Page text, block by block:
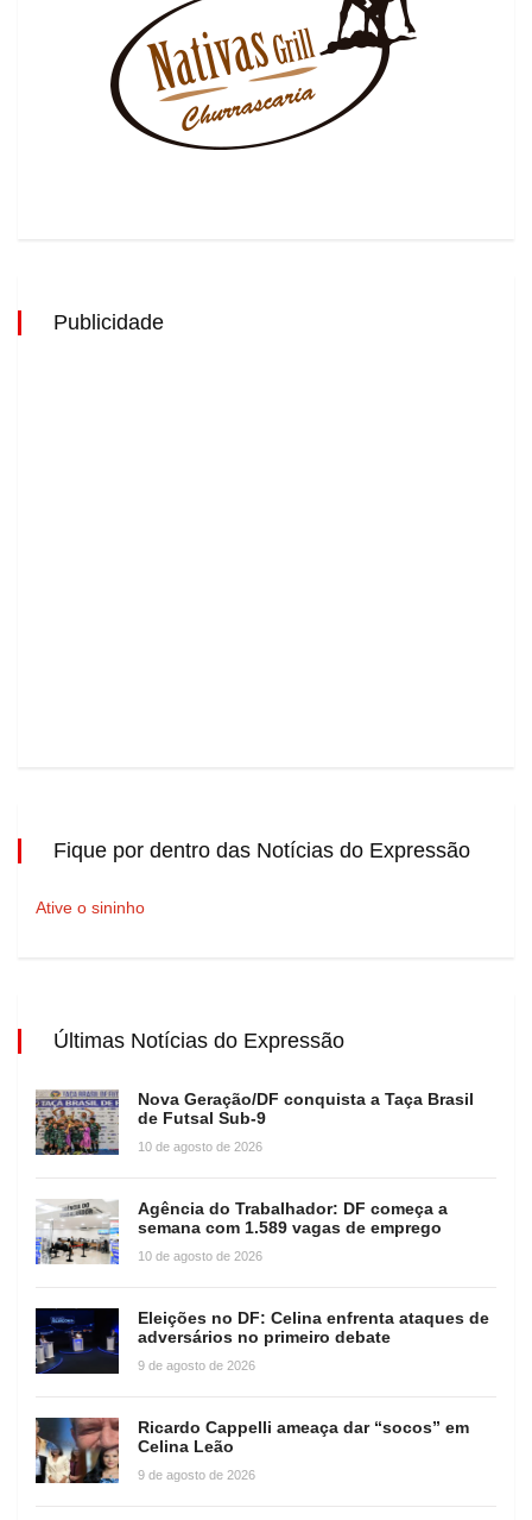
Publicidade
Fique por dentro das Notícias do Expressão
Ative o sininho
Últimas Notícias do Expressão
Nova Geração/DF conquista a Taça Brasil
de Futsal Sub-9
10 de agosto de 2026
Agência do Trabalhador: DF começa a
semana com 1.589 vagas de emprego
10 de agosto de 2026
Eleições no DF: Celina enfrenta ataques de
adversários no primeiro debate
9 de agosto de 2026
Ricardo Cappelli ameaça dar “socos” em
Celina Leão
9 de agosto de 2026